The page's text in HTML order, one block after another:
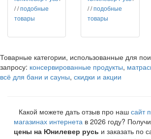
//подобные
товары
//подобные
товары
Товарные категории, использованные для
запросу: консервированные продукты,
всё для бани и сауны, скидки и акции
Какой можете дать отзыв про наш сайт
магазинах интернета в 2026 году?
цены на Юнилевер русь и заказать по